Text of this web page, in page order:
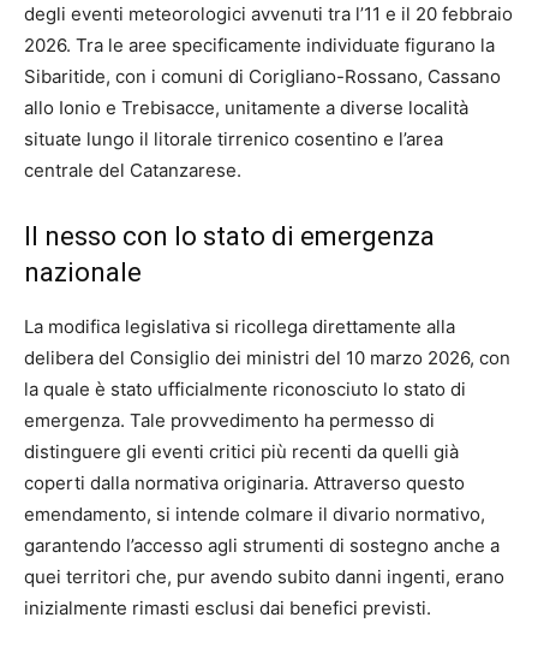
degli eventi meteorologici avvenuti tra l’11 e il 20 febbraio
2026. Tra le aree specificamente individuate figurano la
Sibaritide, con i comuni di Corigliano-Rossano, Cassano
allo Ionio e Trebisacce, unitamente a diverse località
situate lungo il litorale tirrenico cosentino e l’area
centrale del Catanzarese.
Il nesso con lo stato di emergenza
nazionale
La modifica legislativa si ricollega direttamente alla
delibera del Consiglio dei ministri del 10 marzo 2026, con
la quale è stato ufficialmente riconosciuto lo stato di
emergenza. Tale provvedimento ha permesso di
distinguere gli eventi critici più recenti da quelli già
coperti dalla normativa originaria. Attraverso questo
emendamento, si intende colmare il divario normativo,
garantendo l’accesso agli strumenti di sostegno anche a
quei territori che, pur avendo subito danni ingenti, erano
inizialmente rimasti esclusi dai benefici previsti.